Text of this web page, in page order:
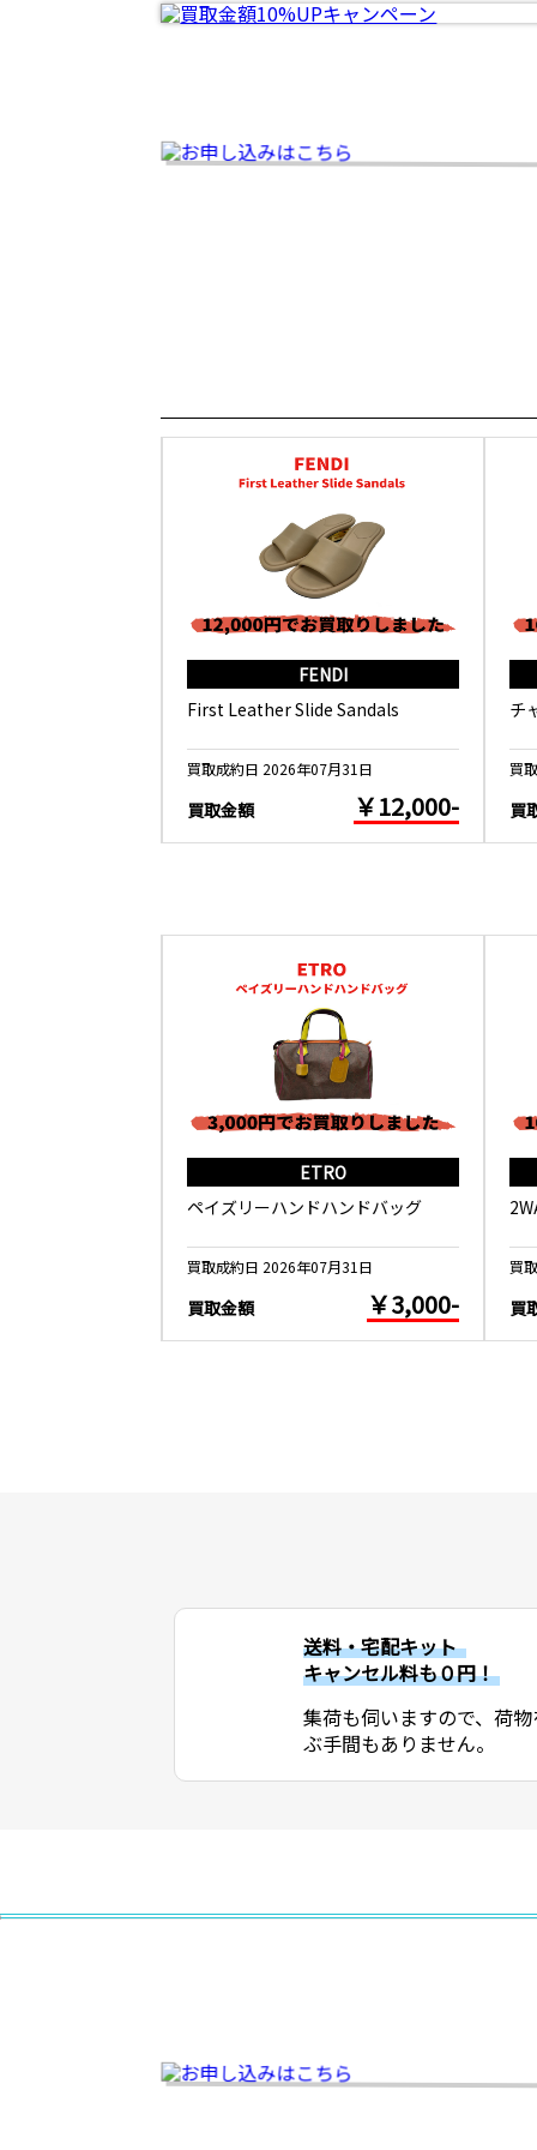
FENDI
First Leather Slide Sandals
買取成約日 2026年07月31日
買取金額 ￥12,000-
チ
買
買
ETRO
ペイズリーハンドハンドバッグ
買取成約日 2026年07月31日
買取金額 ￥3,000-
買
買
送料・宅配キット
キャンセル料も０円！
集荷も伺いますので、荷
ぶ手間もありません。